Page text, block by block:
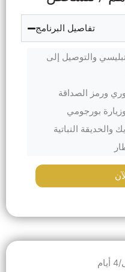
تفاصيل البرنامج
والتوصيل إلى
ورمز الصداقة
بورجومي
والحديقة النباتية